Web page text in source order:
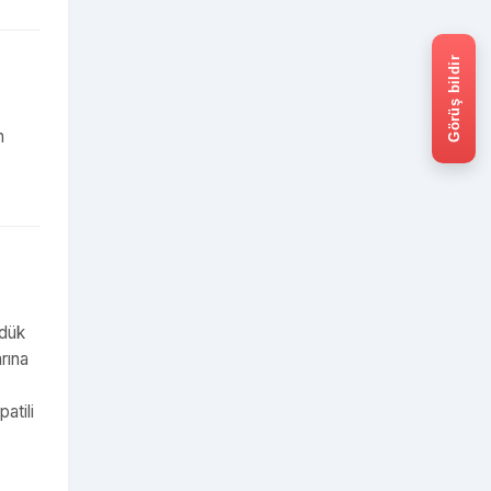
Görüş bildir